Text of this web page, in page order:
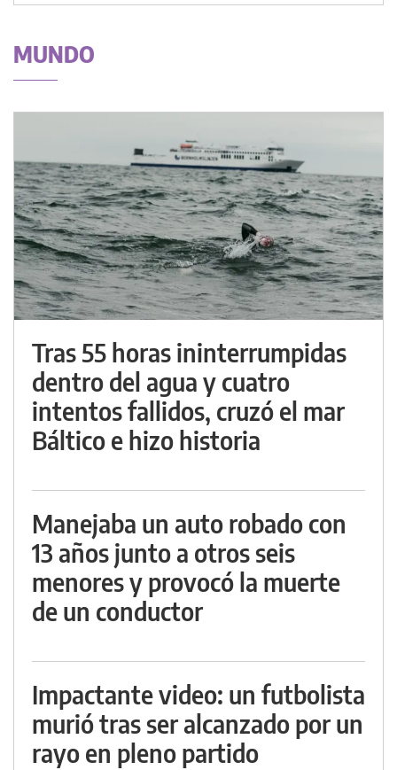
MUNDO
Tras 55 horas ininterrumpidas
dentro del agua y cuatro
intentos fallidos, cruzó el mar
Báltico e hizo historia
Manejaba un auto robado con
13 años junto a otros seis
menores y provocó la muerte
de un conductor
Impactante video: un futbolista
murió tras ser alcanzado por un
rayo en pleno partido